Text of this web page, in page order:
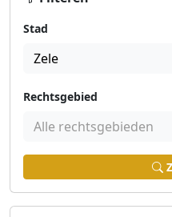
Stad
Zele
Rechtsgebied
Alle rechtsgebieden